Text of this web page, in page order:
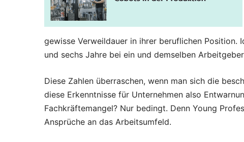
gewisse Verweildauer in ihrer beruflichen Position.
und sechs Jahre bei ein und demselben
Diese Zahlen überraschen, wenn man sich die
diese Erkenntnisse für Unternehmen also
Fachkräftemangel? Nur bedingt. Denn Young
Ansprüche an das Arbeitsumfeld.